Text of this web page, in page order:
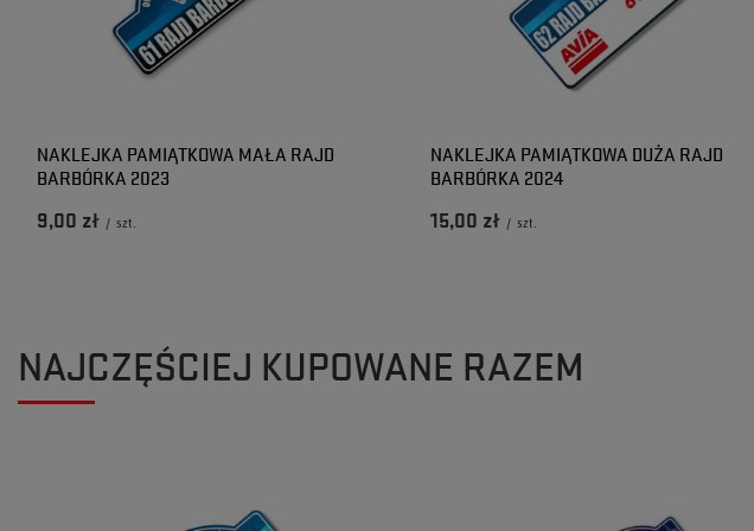
NAKLEJKA PAMIĄTKOWA MAŁA RAJD
BARBÓRKA 2023
9,00 zł / szt.
NAKLEJKA PAMIĄTKOWA DUŻA RAJD
BARBÓRKA 2024
15,00 zł / szt.
NAJCZĘŚCIEJ KUPOWANE RAZEM